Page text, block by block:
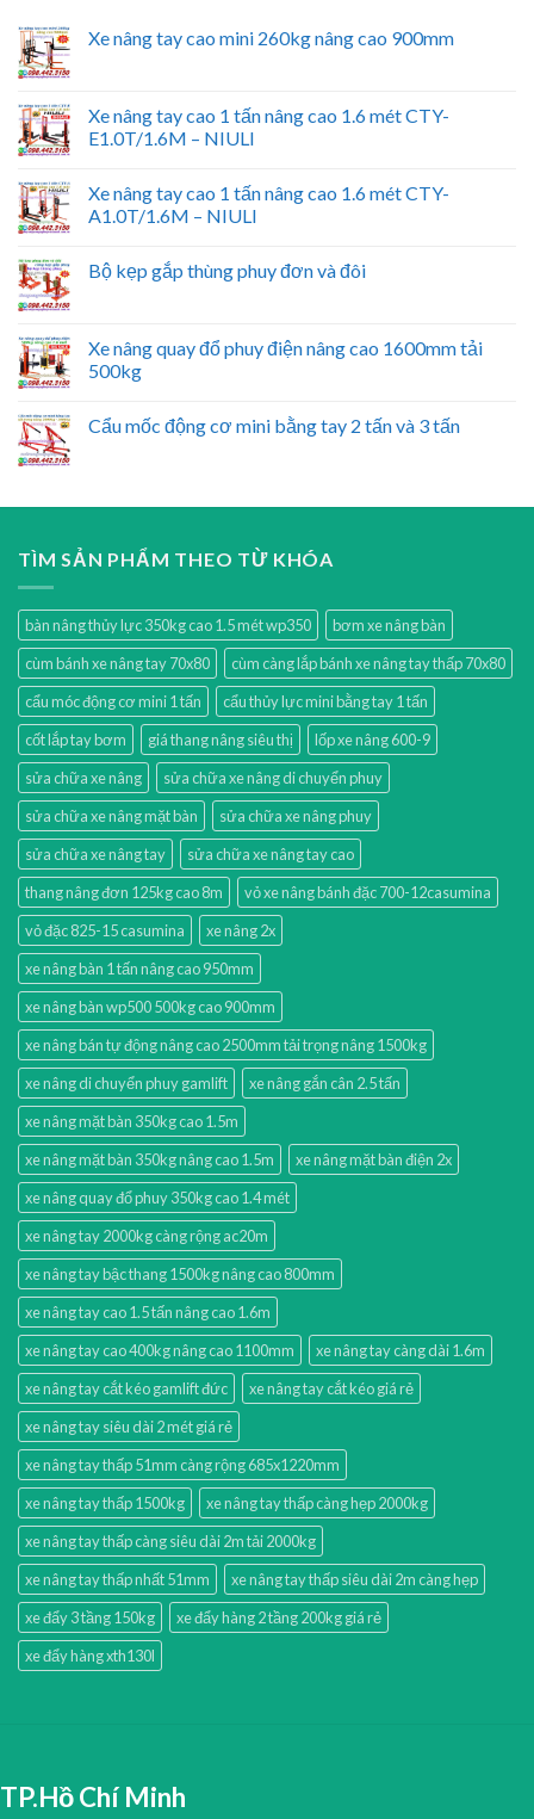
Xe nâng tay cao mini 260kg nâng cao 900mm
Xe nâng tay cao 1 tấn nâng cao 1.6 mét CTY-
E1.0T/1.6M – NIULI
Xe nâng tay cao 1 tấn nâng cao 1.6 mét CTY-
A1.0T/1.6M – NIULI
Bộ kẹp gắp thùng phuy đơn và đôi
Xe nâng quay đổ phuy điện nâng cao 1600mm tải
500kg
Cẩu mốc động cơ mini bằng tay 2 tấn và 3 tấn
TÌM SẢN PHẨM THEO TỪ KHÓA
bàn nâng thủy lực 350kg cao 1.5 mét wp350
bơm xe nâng bàn
cùm bánh xe nâng tay 70x80
cùm càng lắp bánh xe nâng tay thấp 70x80
cẩu móc động cơ mini 1 tấn
cẩu thủy lực mini bằng tay 1 tấn
cốt lắp tay bơm
giá thang nâng siêu thị
lốp xe nâng 600-9
sửa chữa xe nâng
sửa chữa xe nâng di chuyển phuy
sửa chữa xe nâng mặt bàn
sửa chữa xe nâng phuy
sửa chữa xe nâng tay
sửa chữa xe nâng tay cao
thang nâng đơn 125kg cao 8m
vỏ xe nâng bánh đặc 700-12casumina
vỏ đặc 825-15 casumina
xe nâng 2x
xe nâng bàn 1 tấn nâng cao 950mm
xe nâng bàn wp500 500kg cao 900mm
xe nâng bán tự động nâng cao 2500mm tải trọng nâng 1500kg
xe nâng di chuyển phuy gamlift
xe nâng gắn cân 2.5 tấn
xe nâng mặt bàn 350kg cao 1.5m
xe nâng mặt bàn 350kg nâng cao 1.5m
xe nâng mặt bàn điện 2x
xe nâng quay đổ phuy 350kg cao 1.4 mét
xe nâng tay 2000kg càng rộng ac20m
xe nâng tay bậc thang 1500kg nâng cao 800mm
xe nâng tay cao 1.5 tấn nâng cao 1.6m
xe nâng tay cao 400kg nâng cao 1100mm
xe nâng tay càng dài 1.6m
xe nâng tay cắt kéo gamlift đức
xe nâng tay cắt kéo giá rẻ
xe nâng tay siêu dài 2 mét giá rẻ
xe nâng tay thấp 51mm càng rộng 685x1220mm
xe nâng tay thấp 1500kg
xe nâng tay thấp càng hẹp 2000kg
xe nâng tay thấp càng siêu dài 2m tải 2000kg
xe nâng tay thấp nhất 51mm
xe nâng tay thấp siêu dài 2m càng hẹp
xe đẩy 3 tầng 150kg
xe đẩy hàng 2 tầng 200kg giá rẻ
xe đẩy hàng xth130l
TP.Hồ Chí Minh